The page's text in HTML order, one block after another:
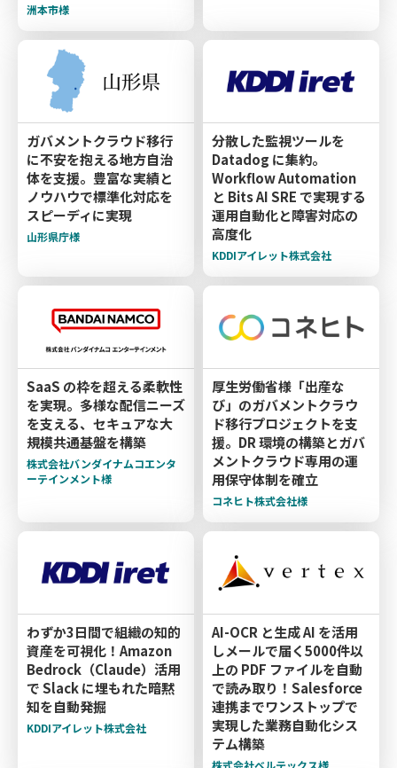
洲本市様
ガバメントクラウド移行
に不安を抱える地方自治
体を支援。豊富な実績と
ノウハウで標準化対応を
スピーディに実現
山形県庁様
分散した監視ツールを
Datadog に集約。
Workflow Automation
と Bits AI SRE で実現する
運用自動化と障害対応の
高度化
KDDIアイレット株式会社
SaaS の枠を超える柔軟性
を実現。多様な配信ニーズ
を支える、セキュアな大
規模共通基盤を構築
株式会社バンダイナムコエンタ
ーテインメント様
厚生労働省様「出産な
び」のガバメントクラウ
ド移行プロジェクトを支
援。DR 環境の構築とガバ
メントクラウド専用の運
用保守体制を確立
コネヒト株式会社様
わずか3日間で組織の知的
資産を可視化！Amazon
Bedrock（Claude）活用
で Slack に埋もれた暗黙
知を自動発掘
KDDIアイレット株式会社
AI-OCR と生成 AI を活用
しメールで届く5000件以
上の PDF ファイルを自動
で読み取り！Salesforce
連携までワンストップで
実現した業務自動化シス
テム構築